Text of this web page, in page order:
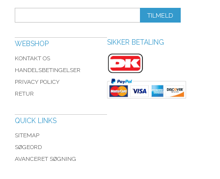
TILMELD
WEBSHOP
KONTAKT OS
HANDELSBETINGELSER
PRIVACY POLICY
RETUR
QUICK LINKS
SITEMAP
SØGEORD
AVANCERET SØGNING
SIKKER BETALING